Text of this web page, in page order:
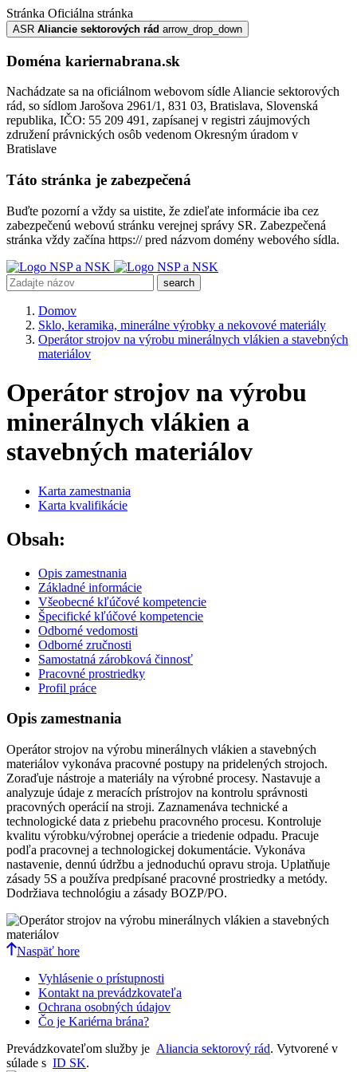
Stránka Oficiálna stránka
ASR Aliancie sektorových rád arrow_drop_down
Doména kariernabrana.sk
Nachádzate sa na oficiálnom webovom sídle Aliancie sektorových
rád, so sídlom Jarošova 2961/1, 831 03, Bratislava, Slovenská
republika, IČO: 55 209 491, zapísanej v registri záujmových
združení právnických osôb vedenom Okresným úradom v
Bratislave
Táto stránka je zabezpečená
Buďte pozorní a vždy sa uistite, že zdieľate informácie iba cez
zabezpečenú webovú stránku verejnej správy SR. Zabezpečená
stránka vždy začína https:// pred názvom domény webového sídla.
search
Domov
Sklo, keramika, minerálne výrobky a nekovové materiály
Operátor strojov na výrobu minerálnych vlákien a stavebných
materiálov
Operátor strojov na výrobu
minerálnych vlákien a
stavebných materiálov
Karta zamestnania
Karta kvalifikácie
Obsah:
Opis zamestnania
Základné informácie
Všeobecné kľúčové kompetencie
Špecifické kľúčové kompetencie
Odborné vedomosti
Odborné zručnosti
Samostatná zárobková činnosť
Pracovné prostriedky
Profil práce
Opis zamestnania
Operátor strojov na výrobu minerálnych vlákien a stavebných
materiálov vykonáva pracovné postupy na pridelených strojoch.
Zoraďuje nástroje a materiály na výrobné procesy. Nastavuje a
analyzuje údaje z meracích prístrojov na kontrolu správnosti
pracovných operácií na stroji. Zaznamenáva technické a
technologické data z priebehu pracovného procesu. Kontroluje
kvalitu výrobku/výrobnej operácie a triedenie odpadu. Pracuje
podľa pracovnej a technologickej dokumentácie. Vykonáva
nastavenie, dennú údržbu a jednoduchú opravu stroja. Uplatňuje
zásady 5S a používa predpísané pracovné prostriedky a metódy.
Dodržiava technológiu a zásady BOZP/PO.
Naspäť hore
Vyhlásenie o prístupnosti
Kontakt na prevádzkovateľa
Ochrana osobných údajov
Čo je Kariérna brána?
Prevádzkovateľom služby je Aliancia sektorový rád. Vytvorené v
súlade s ID SK.